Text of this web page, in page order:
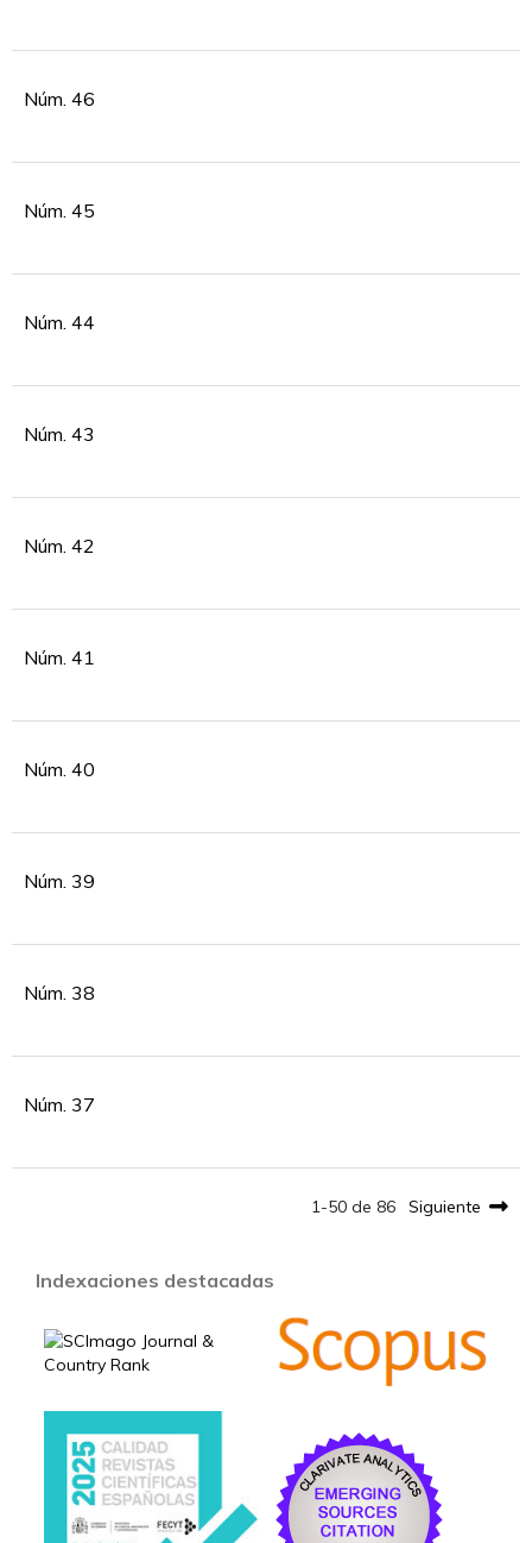
Núm. 46
Núm. 45
Núm. 44
Núm. 43
Núm. 42
Núm. 41
Núm. 40
Núm. 39
Núm. 38
Núm. 37
1-50 de 86 Siguiente
Indexaciones destacadas